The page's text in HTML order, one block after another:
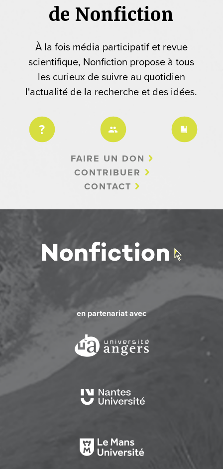
de Nonfiction
À la fois média participatif et revue
scientifique, Nonfiction propose à tous
les curieux de suivre au quotidien
l'actualité de la recherche et des idées.
FAIRE UN DON
CONTRIBUER
CONTACT
en partenariat avec